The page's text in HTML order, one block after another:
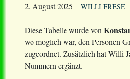
2. August 2025 WILLI FRESE
Diese Tabelle wurde von
wo möglich war, den Personen
zugeordnet. Zusätzlich hat Willi
Nummern ergänzt.